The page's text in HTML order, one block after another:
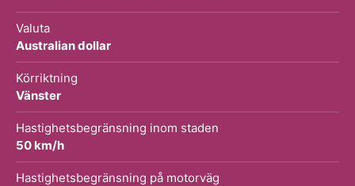
Valuta
Australian dollar
Körriktning
Vänster
Hastighetsbegränsning inom staden
50 km/h
Hastighetsbegränsning på motorväg